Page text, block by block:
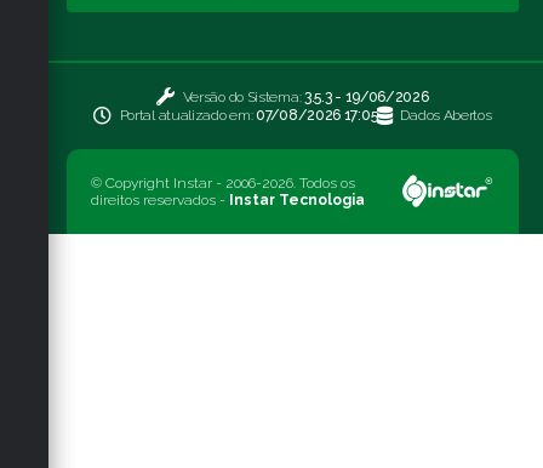
Versão do Sistema:3.5.3 - 19/06/2026
Portal atualizado em: 07/08/2026 17:05 Dados Abertos
© Copyright Instar - 2006-2026. Todos os
direitos reservados - Instar Tecnologia